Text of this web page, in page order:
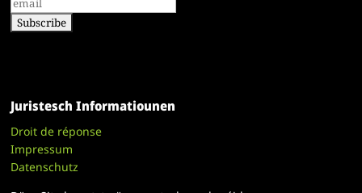
Juristesch Informatiounen
Droit de réponse
Impressum
Datenschutz